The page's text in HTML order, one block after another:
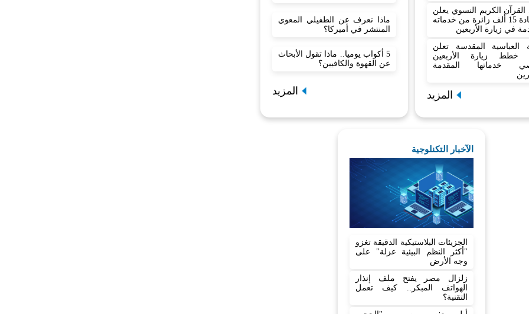
القرآن الكريم النسوي يعلن
استفادة 15 ألف زائرة من خدماته
في زيارة الأربعين
العباسية المقدسة تعلن
خطط زيارة الأربعين
خدماتها المقدمة
المزيد
ماذا نعرف عن الطفيلي المعوي
المنتشر في أميركا؟
5 أكواب يوميا.. ماذا تقول الأبحاث
عن القهوة والكافيين؟
المزيد
الآخبار التكنلوجية
الجزيئات البلاستيكية الدقيقة تغزو
"أكثر النظم البيئية عزلة" على
وجه الأرض
زلزال مصر يفتح ملف إنذار
الهواتف المبكر.. كيف تعمل
التقنية؟